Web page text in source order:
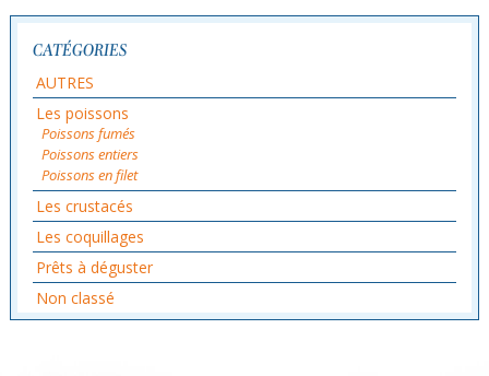
CATÉGORIES
AUTRES
Les poissons
Poissons fumés
Poissons entiers
Poissons en filet
Les crustacés
Les coquillages
Prêts à déguster
Non classé